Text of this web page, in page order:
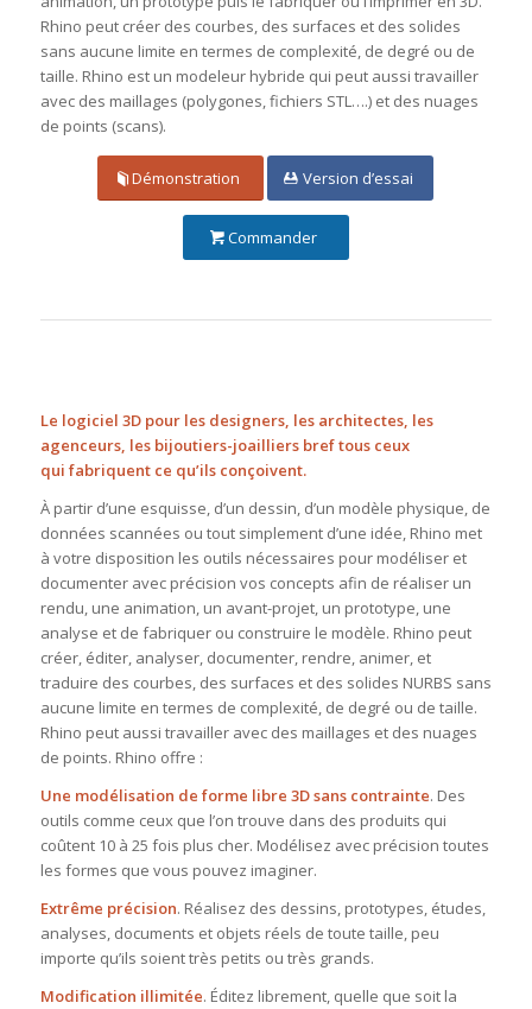
Rhino peut créer des courbes, des surfaces et des solides
sans aucune limite en termes de complexité, de degré ou de
taille. Rhino est un modeleur hybride qui peut aussi travailler
avec des maillages (polygones, fichiers STL….) et des nuages
de points (scans).
Démonstration Version d’essai
Commander
Le logiciel 3D pour les designers, les architectes, les
agenceurs, les bijoutiers-joailliers bref tous ceux
qui fabriquent ce qu’ils conçoivent.
À partir d’une esquisse, d’un dessin, d’un modèle physique, de
données scannées ou tout simplement d’une idée, Rhino met
à votre disposition les outils nécessaires pour modéliser et
documenter avec précision vos concepts afin de réaliser un
rendu, une animation, un avant-projet, un prototype, une
analyse et de fabriquer ou construire le modèle. Rhino peut
créer, éditer, analyser, documenter, rendre, animer, et
traduire des courbes, des surfaces et des solides NURBS sans
aucune limite en termes de complexité, de degré ou de taille.
Rhino peut aussi travailler avec des maillages et des nuages
de points. Rhino offre :
Une modélisation de forme libre 3D sans contrainte. Des
outils comme ceux que l’on trouve dans des produits qui
coûtent 10 à 25 fois plus cher. Modélisez avec précision toutes
les formes que vous pouvez imaginer.
Extrême précision. Réalisez des dessins, prototypes, études,
analyses, documents et objets réels de toute taille, peu
importe qu’ils soient très petits ou très grands.
Modification illimitée. Éditez librement, quelle que soit la